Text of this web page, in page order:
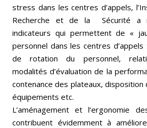
stress dans les centres d’appels,
Recherche et de la Sécurité a
indicateurs qui permettent de «
personnel dans les centres
de rotation du personnel,
modalités d’évaluation de la
contenance des plateaux,
équipements etc.
L’aménagement et l’ergonomie
contribuent évidemment à